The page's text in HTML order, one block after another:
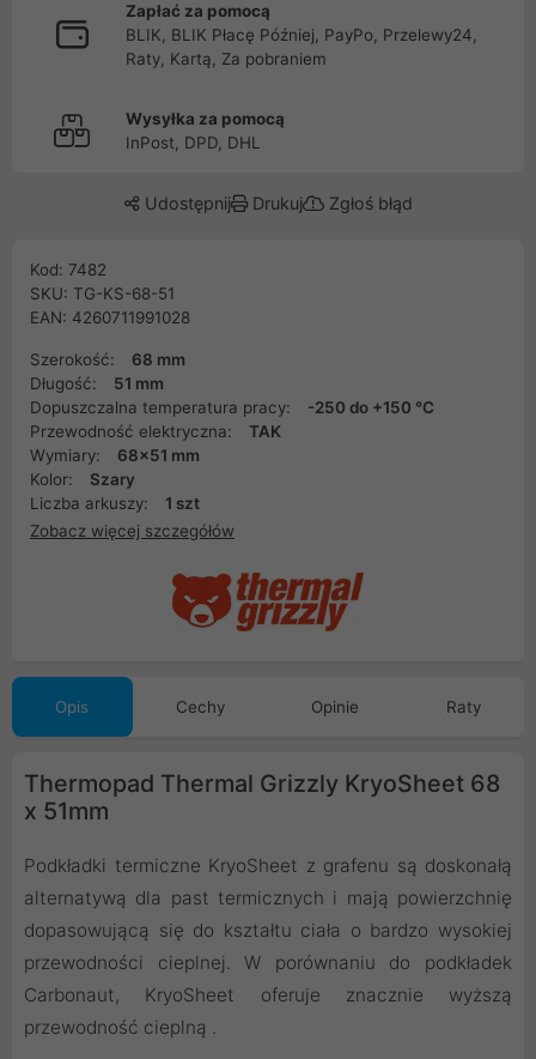
Zapłać za pomocą
BLIK, BLIK Płacę Później, PayPo, Przelewy24,
Raty, Kartą, Za pobraniem
Wysyłka za pomocą
InPost, DPD, DHL
Udostępnij Drukuj Zgłoś błąd
Kod: 7482
SKU: TG-KS-68-51
EAN: 4260711991028
Szerokość:
68 mm
Długość:
51 mm
Dopuszczalna temperatura pracy:
-250 do +150 °C
Przewodność elektryczna:
TAK
Wymiary:
68x51 mm
Kolor:
Szary
Liczba arkuszy:
1 szt
Zobacz więcej szczegółów
Opis Cechy Opinie Raty
Thermopad Thermal Grizzly KryoSheet 68
x 51mm
Podkładki termiczne KryoSheet z grafenu są doskonałą
alternatywą dla past termicznych i mają powierzchnię
dopasowującą się do kształtu ciała o bardzo wysokiej
przewodności cieplnej. W porównaniu do podkładek
Carbonaut, KryoSheet oferuje znacznie wyższą
przewodność cieplną .